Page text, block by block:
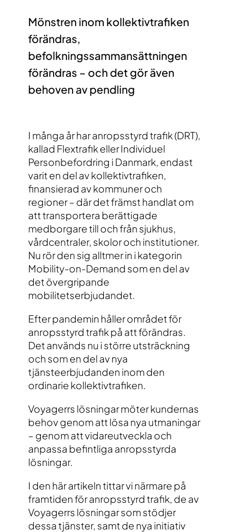
Mönstren inom kollektivtrafiken
förändras,
befolkningssammansättningen
förändras – och det gör även
behoven av pendling
I många år har anropsstyrd trafik (DRT),
kallad Flextrafik eller Individuel
Personbefordring i Danmark, endast
varit en del av kollektivtrafiken,
finansierad av kommuner och
regioner – där det främst handlat om
att transportera berättigade
medborgare till och från sjukhus,
vårdcentraler, skolor och institutioner.
Nu rör den sig alltmer in i kategorin
Mobility-on-Demand som en del av
det övergripande
mobilitetserbjudandet.
Efter pandemin håller området för
anropsstyrd trafik på att förändras.
Det används nu i större utsträckning
och som en del av nya
tjänsteerbjudanden inom den
ordinarie kollektivtrafiken.
Voyagerrs lösningar möter kundernas
behov genom att lösa nya utmaningar
– genom att vidareutveckla och
anpassa befintliga anropsstyrda
lösningar.
I den här artikeln tittar vi närmare på
framtiden för anropsstyrd trafik, de av
Voyagerrs lösningar som stödjer
dessa tjänster, samt de nya initiativ